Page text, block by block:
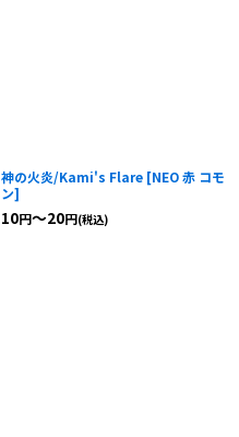
神の火炎/Kami's Flare [NEO 赤 コモ
ン]
10円～20円(税込)